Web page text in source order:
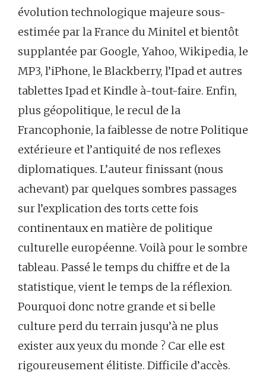
évolution technologique majeure sous-
estimée par la France du Minitel et bientôt
supplantée par Google, Yahoo, Wikipedia, le
MP3, l’iPhone, le Blackberry, l’Ipad et autres
tablettes Ipad et Kindle à-tout-faire. Enfin,
plus géopolitique, le recul de la
Francophonie, la faiblesse de notre Politique
extérieure et l’antiquité de nos reflexes
diplomatiques. L’auteur finissant (nous
achevant) par quelques sombres passages
sur l’explication des torts cette fois
continentaux en matière de politique
culturelle européenne. Voilà pour le sombre
tableau. Passé le temps du chiffre et de la
statistique, vient le temps de la réflexion.
Pourquoi donc notre grande et si belle
culture perd du terrain jusqu’à ne plus
exister aux yeux du monde ? Car elle est
rigoureusement élitiste. Difficile d’accès.